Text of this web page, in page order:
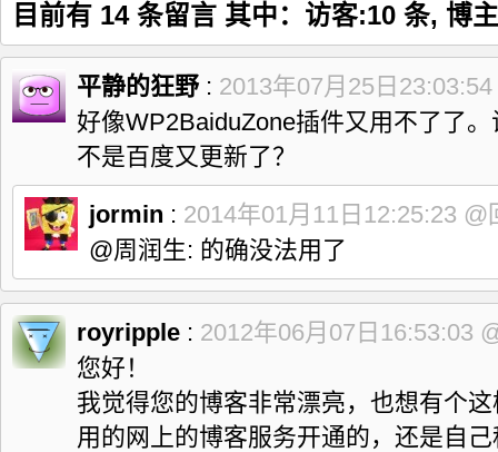
目前有 14 条留言 其中：访客:10 条, 博
平静的狂野 : 2013年07月25日23:03:54
好像WP2BaiduZone插件又用不了了
不是百度又更新了？
jormin : 2014年01月11日12:25:23 @
@周润生: 的确没法用了
royripple : 2012年06月07日16:53:03
您好！
我觉得您的博客非常漂亮，也想有个
用的网上的博客服务开通的，还是自